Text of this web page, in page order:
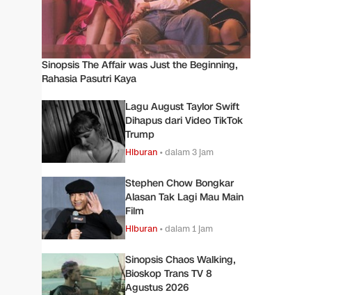
Sinopsis The Affair was Just the Beginning,
Rahasia Pasutri Kaya
Lagu August Taylor Swift
Dihapus dari Video TikTok
Trump
Hiburan •dalam 3 jam
Stephen Chow Bongkar
Alasan Tak Lagi Mau Main
Film
Hiburan •dalam 1 jam
Sinopsis Chaos Walking,
Bioskop Trans TV 8
Agustus 2026